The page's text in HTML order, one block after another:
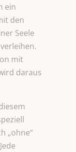
ein
den
Seele
mit
daraus
„ohne“